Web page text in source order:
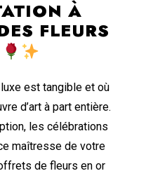
À
FLEURS
est tangible et où
d’art à part entière.
les célébrations
maîtresse de votre
de fleurs en or